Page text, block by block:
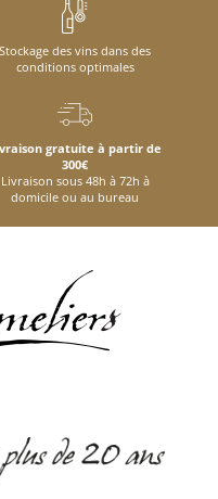
Stockage des vins dans des
conditions optimales
gratuite à partir de
300€
Livraison sous 48h à 72h à
domicile ou au bureau